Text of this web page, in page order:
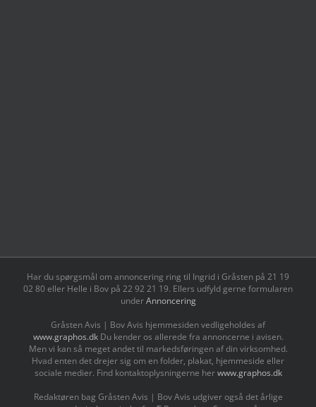
Har du spørgsmål om annoncering ring til Ingrid i Gråsten på 21 19
02 80 ‬eller Helle i Bov på 22 92 21 19‬. Ellers udfyld gerne formularen
underAnnoncering
Gråsten Avis | Bov Avis hjemmesiden vedligeholdes af
www.graphos.dk Du kender os allerede fra annoncerne i avisen.
Men vi kan så meget andet til markedsføringen af din virksomhed.
Hvad enten det drejer sig om en folder, plakat, hjemmeside eller
sociale medier. Find kontaktoplysningerne herwww.graphos.dk
Redaktøren bag Gråsten Avis | Bov Avis udgiver også det årlige